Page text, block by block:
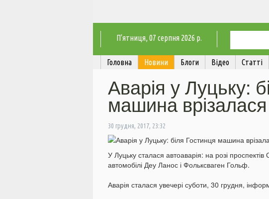
П'ятниця, 07 серпня 2026 р.
Головна Новини Блоги Відео Статті
Аварія у Луцьку:
машина врізалася
30 грудня, 2017, 23:32
У Луцьку сталася автоаварія: на розі проспектів
автомобілі Деу Ланос і Фольксваген Гольф.
Аварія сталася увечері суботи, 30 грудня,